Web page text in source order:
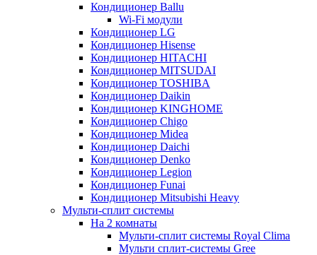
Кондиционер Ballu
Wi-Fi модули
Кондиционер LG
Кондиционер Hisense
Кондиционер HITACHI
Кондиционер MITSUDAI
Кондиционер TOSHIBA
Кондиционер Daikin
Кондиционер KINGHOME
Кондиционер Chigo
Кондиционер Midea
Кондиционер Daichi
Кондиционер Denko
Кондиционер Legion
Кондиционер Funai
Кондиционер Mitsubishi Heavy
Мульти-сплит системы
На 2 комнаты
Мульти-сплит системы Royal Clima
Мульти сплит-системы Gree